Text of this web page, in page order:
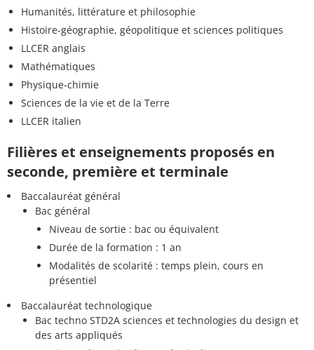
Humanités, littérature et philosophie
Histoire-géographie, géopolitique et sciences politiques
LLCER anglais
Mathématiques
Physique-chimie
Sciences de la vie et de la Terre
LLCER italien
Filières et enseignements proposés en
seconde, première et terminale
Baccalauréat général
Bac général
Niveau de sortie : bac ou équivalent
Durée de la formation : 1 an
Modalités de scolarité : temps plein, cours en
présentiel
Baccalauréat technologique
Bac techno STD2A sciences et technologies du design et
des arts appliqués